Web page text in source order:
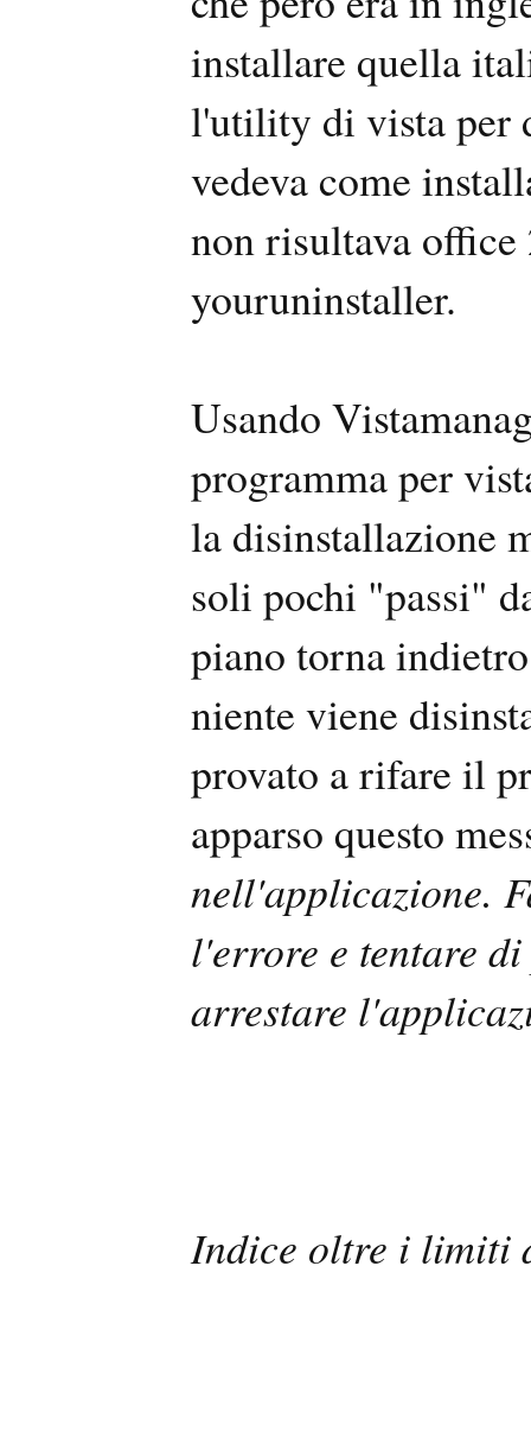
installare quella
l'utility di vista per
vedeva come
non risultava office
youruninstaller.
Usando
programma per
la disinstallazione
soli pochi "passi"
piano torna
niente viene
provato a rifare il
apparso questo
nell'applicazione.
l'errore e tentare
arrestare
Indice oltre i limiti